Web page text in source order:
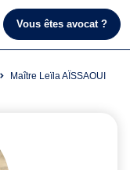
Vous êtes avocat ?
Maître Leïla AÏSSAOUI